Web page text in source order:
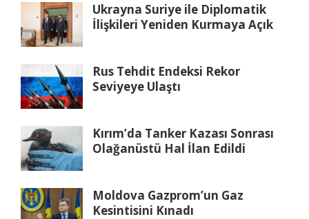
Ukrayna Suriye ile Diplomatik
İlişkileri Yeniden Kurmaya Açık
Rus Tehdit Endeksi Rekor
Seviyeye Ulaştı
Kırım’da Tanker Kazası Sonrası
Olağanüstü Hal İlan Edildi
Moldova Gazprom’un Gaz
Kesintisini Kınadı